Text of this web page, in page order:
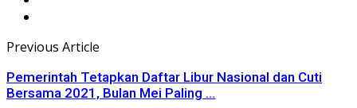
Previous Article
Pemerintah Tetapkan Daftar Libur Nasional dan Cuti
Bersama 2021, Bulan Mei Paling ...